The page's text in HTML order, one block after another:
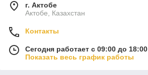
г. Актобе
Актобе, Казахстан
Контакты
Сегодня работает с 09:00 до 18:00
Показать весь график работы